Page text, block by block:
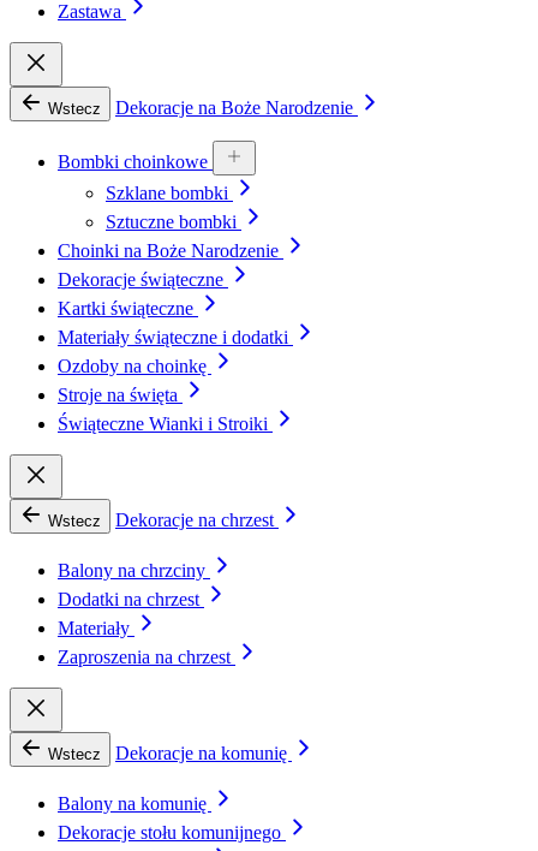
Zastawa
Wstecz Dekoracje na Boże Narodzenie
Bombki choinkowe
Szklane bombki
Sztuczne bombki
Choinki na Boże Narodzenie
Dekoracje świąteczne
Kartki świąteczne
Materiały świąteczne i dodatki
Ozdoby na choinkę
Stroje na święta
Świąteczne Wianki i Stroiki
Wstecz Dekoracje na chrzest
Balony na chrzciny
Dodatki na chrzest
Materiały
Zaproszenia na chrzest
Wstecz Dekoracje na komunię
Balony na komunię
Dekoracje stołu komunijnego